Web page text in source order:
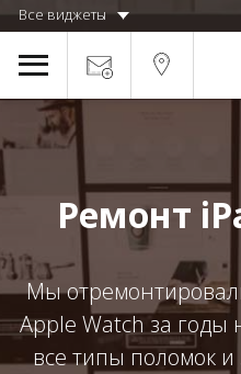
Все виджеты
Ремонт
Мы
Apple Watch за
все типы поломок и